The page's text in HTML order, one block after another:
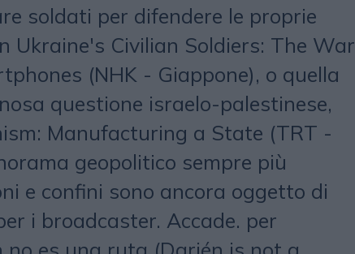
soldati per difendere le proprie
Ukraine's Civilian Soldiers: The War
(NHK - Giappone), o quella
questione israelo-palestinese,
Manufacturing a State (TRT -
geopolitico sempre più
e confini sono ancora oggetto di
i broadcaster. Accade. per